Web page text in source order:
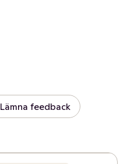
Lämna feedback